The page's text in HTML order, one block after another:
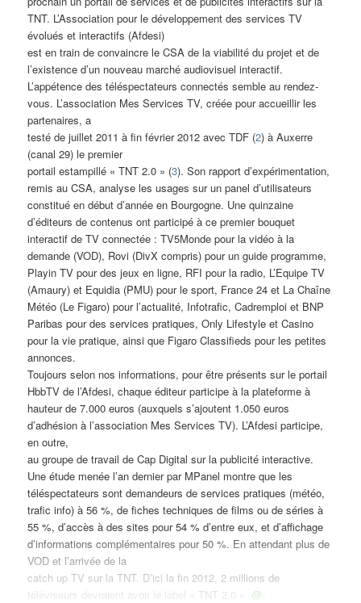
TNT. L’Association pour le développement des services TV
évolués et interactifs (Afdesi)
est en train de convaincre le CSA de la viabilité du projet et de
l’existence d’un nouveau marché audiovisuel interactif.
L’appétence des téléspectateurs connectés semble au rendez-
vous. L’association Mes Services TV, créée pour accueillir les
partenaires, a
testé de juillet 2011 à fin février 2012 avec TDF (2) à Auxerre
(canal 29) le premier
portail estampillé « TNT 2.0 » (3). Son rapport d’expérimentation,
remis au CSA, analyse les usages sur un panel d’utilisateurs
constitué en début d’année en Bourgogne. Une quinzaine
d’éditeurs de contenus ont participé à ce premier bouquet
interactif de TV connectée : TV5Monde pour la vidéo à la
demande (VOD), Rovi (DivX compris) pour un guide programme,
Playin TV pour des jeux en ligne, RFI pour la radio, L’Equipe TV
(Amaury) et Equidia (PMU) pour le sport, France 24 et La Chaîne
Météo (Le Figaro) pour l’actualité, Infotrafic, Cadremploi et BNP
Paribas pour des services pratiques, Only Lifestyle et Casino
pour la vie pratique, ainsi que Figaro Classifieds pour les petites
annonces.
Toujours selon nos informations, pour être présents sur le portail
HbbTV de l’Afdesi, chaque éditeur participe à la plateforme à
hauteur de 7.000 euros (auxquels s’ajoutent 1.050 euros
d’adhésion à l’association Mes Services TV). L’Afdesi participe,
en outre,
au groupe de travail de Cap Digital sur la publicité interactive.
Une étude menée l’an dernier par MPanel montre que les
téléspectateurs sont demandeurs de services pratiques (météo,
trafic info) à 56 %, de fiches techniques de films ou de séries à
55 %, d’accès à des sites pour 54 % d’entre eux, et d’affichage
d’informations complémentaires pour 50 %. En attendant plus de
VOD et l’arrivée de la
catch up TV sur la TNT. D’ici la fin 2012, 2 millions de
téléviseurs devraient avoir le label « TNT 2.0 ». @